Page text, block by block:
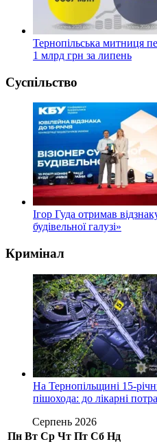
Тернопільська митниця
1 млрд грн за липень
Суспільство
Ігор Гуда отримав
будівельної галузі»
Кримінал
На Тернопільщині 15-
пішохода: до лікарні
Серпень 2026
Пн Вт Ср Чт Пт Сб Нд